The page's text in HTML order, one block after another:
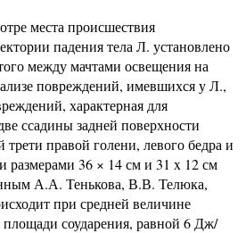
места происшествия
падения тела Л. установлено
между мачтами освещения на
повреждений, имевшихся у Л.,
характерная для
ссадины задней поверхности
трети правой голени, левого бедра и
размерами 36 × 14 см и 31 x 12 см
А.А. Тенькова, В.В. Телюка,
при средней величине
площади соударения, равной 6 Дж/